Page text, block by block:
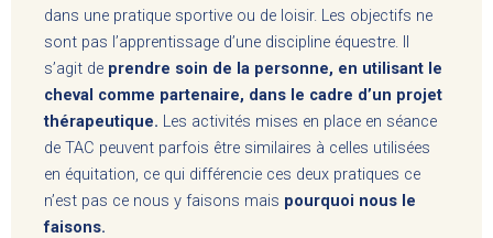
dans une pratique sportive ou de loisir. Les objectifs ne
sont pas l’apprentissage d’une discipline équestre. Il
s’agit de prendre soin de la personne, en utilisant le
cheval comme partenaire, dans le cadre d’un projet
thérapeutique. Les activités mises en place en séance
de TAC peuvent parfois être similaires à celles utilisées
en équitation, ce qui différencie ces deux pratiques ce
n’est pas ce nous y faisons mais pourquoi nous le
faisons.